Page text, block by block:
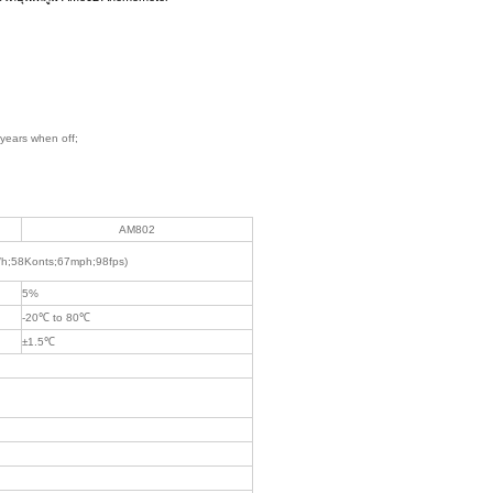
when off;
AM802
5%
-20℃ to 80℃
±1.5℃